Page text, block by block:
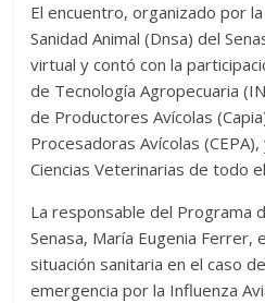
El encuentro, organizado por
Sanidad Animal (Dnsa) del
virtual y contó con la
de Tecnología Agropecuaria
de Productores Avícolas
Procesadoras Avícolas
Ciencias Veterinarias de todo
La responsable del Programa
Senasa, María Eugenia Ferrer,
situación sanitaria en el caso
emergencia por la Influenza